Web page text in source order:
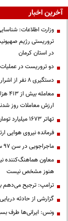
آخرین اخبار
در استان کرمان
دو تروریست در عملیات
دستگیری ۸ نفر از اشرار مسلح شاخص و مرتبطین گروهک‌های تروریستی
ارزش معاملات روز
تهاتر ۱۶۷۳ میلیارد تومان از اموال شرکت‌های تراستی
فرمانده نیروی هوایی
ماجراجویی در سن ۹۷ سالگی!
معاون هماهنگ‌کننده
هنوز مشخص نیست
ترامپ: ترجیح می‌دهم
گزارشی از حادثه
ونس: ایرانی‌ها طرف